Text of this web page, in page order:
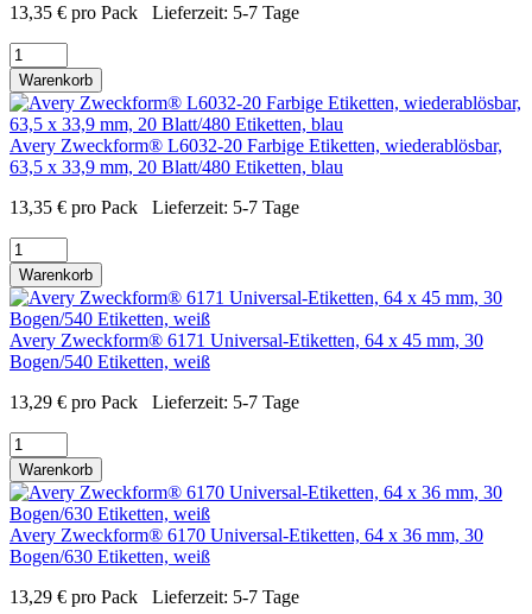
13,35 € pro Pack Lieferzeit: 5-7 Tage
Warenkorb
Avery Zweckform® L6032-20 Farbige Etiketten, wiederablösbar,
63,5 x 33,9 mm, 20 Blatt/480 Etiketten, blau
13,35 € pro Pack Lieferzeit: 5-7 Tage
Warenkorb
Avery Zweckform® 6171 Universal-Etiketten, 64 x 45 mm, 30
Bogen/540 Etiketten, weiß
13,29 € pro Pack Lieferzeit: 5-7 Tage
Warenkorb
Avery Zweckform® 6170 Universal-Etiketten, 64 x 36 mm, 30
Bogen/630 Etiketten, weiß
13,29 € pro Pack Lieferzeit: 5-7 Tage